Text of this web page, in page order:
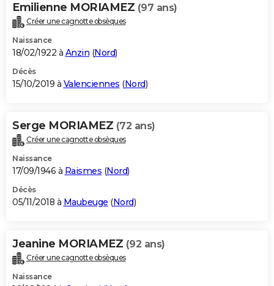
Emilienne MORIAMEZ (97 ans)
Créer une cagnotte obsèques
Naissance
18/02/1922 à Anzin (Nord)
Décès
15/10/2019 à Valenciennes (Nord)
Serge MORIAMEZ (72 ans)
Créer une cagnotte obsèques
Naissance
17/09/1946 à Raismes (Nord)
Décès
05/11/2018 à Maubeuge (Nord)
Jeanine MORIAMEZ (92 ans)
Créer une cagnotte obsèques
Naissance